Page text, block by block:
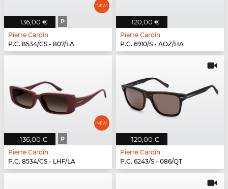
136,00 € P
Pierre Cardin
P.C. 8534/CS - 807/LA
120,00 €
Pierre Cardin
P.C. 6910/S - AOZ/HA
136,00 € P
Pierre Cardin
P.C. 8534/CS - LHF/LA
120,00 €
Pierre Cardin
P.C. 6243/S - 086/QT